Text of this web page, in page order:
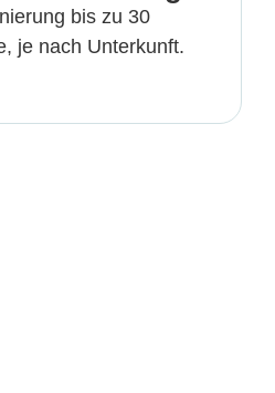
bis zu 30
je nach Unterkunft.